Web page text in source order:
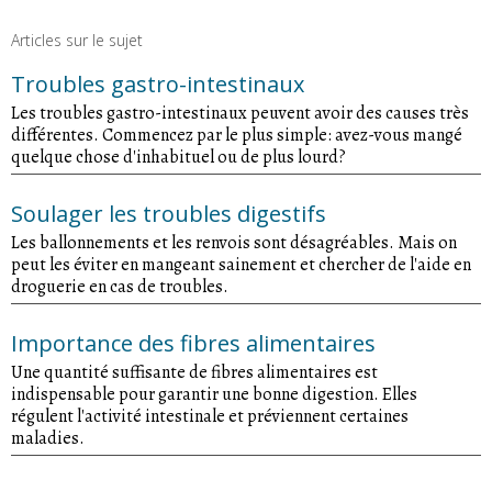
Articles sur le sujet
Troubles gastro-intestinaux
Les troubles gastro-intestinaux peuvent avoir des causes très
différentes. Commencez par le plus simple: avez-vous mangé
quelque chose d'inhabituel ou de plus lourd?
Soulager les troubles digestifs
Les ballonnements et les renvois sont désagréables. Mais on
peut les éviter en mangeant sainement et chercher de l'aide en
droguerie en cas de troubles.
Importance des fibres alimentaires
Une quantité suffisante de fibres alimentaires est
indispensable pour garantir une bonne digestion. Elles
régulent l'activité intestinale et préviennent certaines
maladies.